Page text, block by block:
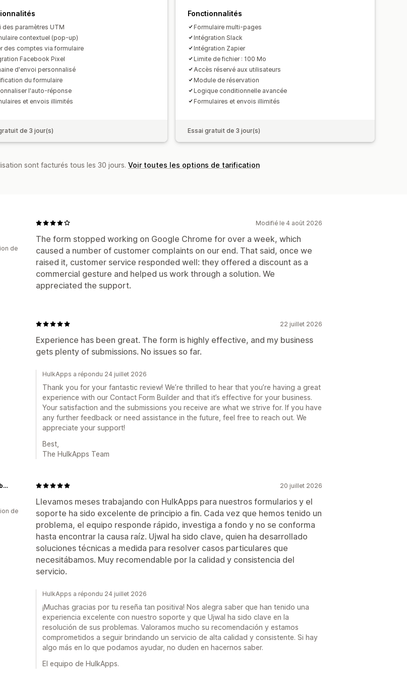
des paramètres UTM
contextuel (pop-up)
des comptes via formulaire
Facebook Pixel
d'envoi personnalisé
du formulaire
l'auto-réponse
et envois illimités
de 3 jour(s)
Fonctionnalités
Formulaire multi-pages
Intégration Slack
Intégration Zapier
Limite de fichier : 100 Mo
Accès réservé aux utilisateurs
Module de réservation
Logique conditionnelle avancée
Formulaires et envois illimités
Essai gratuit de 3 jour(s)
sont facturés tous les 30 jours. Voir toutes les options de tarification
Modifié le 4 août 2026
The form stopped working on Google Chrome for over a week, which
caused a number of customer complaints on our end. That said, once we
raised it, customer service responded well: they offered a discount as a
commercial gesture and helped us work through a solution. We
appreciated the support.
de
22 juillet 2026
Experience has been great. The form is highly effective, and my business
gets plenty of submissions. No issues so far.
HulkApps a répondu 24 juillet 2026
Thank you for your fantastic review! We’re thrilled to hear that you’re having a great
experience with our Contact Form Builder and that it’s effective for your business.
Your satisfaction and the submissions you receive are what we strive for. If you have
any further feedback or need assistance in the future, feel free to reach out. We
appreciate your support!
Best,
The HulkApps Team
20 juillet 2026
Llevamos meses trabajando con HulkApps para nuestros formularios y el
soporte ha sido excelente de principio a fin. Cada vez que hemos tenido un
problema, el equipo responde rápido, investiga a fondo y no se conforma
hasta encontrar la causa raíz. Ujwal ha sido clave, quien ha desarrollado
soluciones técnicas a medida para resolver casos particulares que
necesitábamos. Muy recomendable por la calidad y consistencia del
servicio.
Revesderecho Distribuidor
de
HulkApps a répondu 24 juillet 2026
¡Muchas gracias por tu reseña tan positiva! Nos alegra saber que han tenido una
experiencia excelente con nuestro soporte y que Ujwal ha sido clave en la
resolución de sus problemas. Valoramos mucho su recomendación y estamos
comprometidos a seguir brindando un servicio de alta calidad y consistente. Si hay
algo más en lo que podamos ayudar, no duden en hacernos saber.
El equipo de HulkApps.